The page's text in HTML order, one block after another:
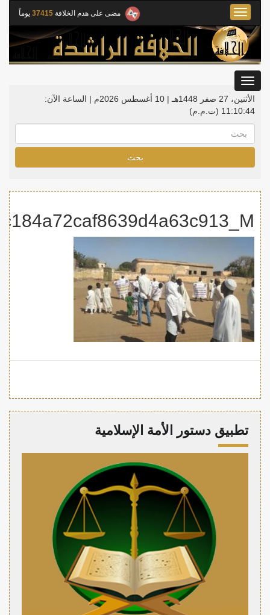
مضى على هدم الخلافة 37415 يوماً
Toggle
navigation
الأثنين، 27 صفر 1448هـ | 10 أغسطس 2026م |
الساعة الآن:
11:10:44 (ت.م.م)
بحث
تطبيق دستور الأمة الإسلامية